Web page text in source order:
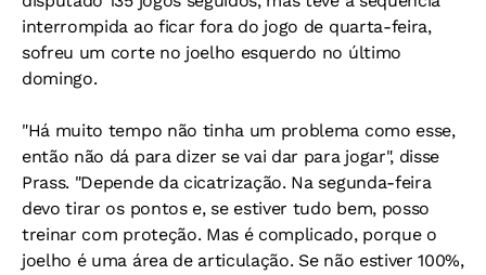
interrompida ao ficar fora do jogo de quarta-feira,
sofreu um corte no joelho esquerdo no último
domingo.
"Há muito tempo não tinha um problema como esse,
então não dá para dizer se vai dar para jogar", disse
Prass. "Depende da cicatrização. Na segunda-feira
devo tirar os pontos e, se estiver tudo bem, posso
treinar com proteção. Mas é complicado, porque o
joelho é uma área de articulação. Se não estiver 100%,